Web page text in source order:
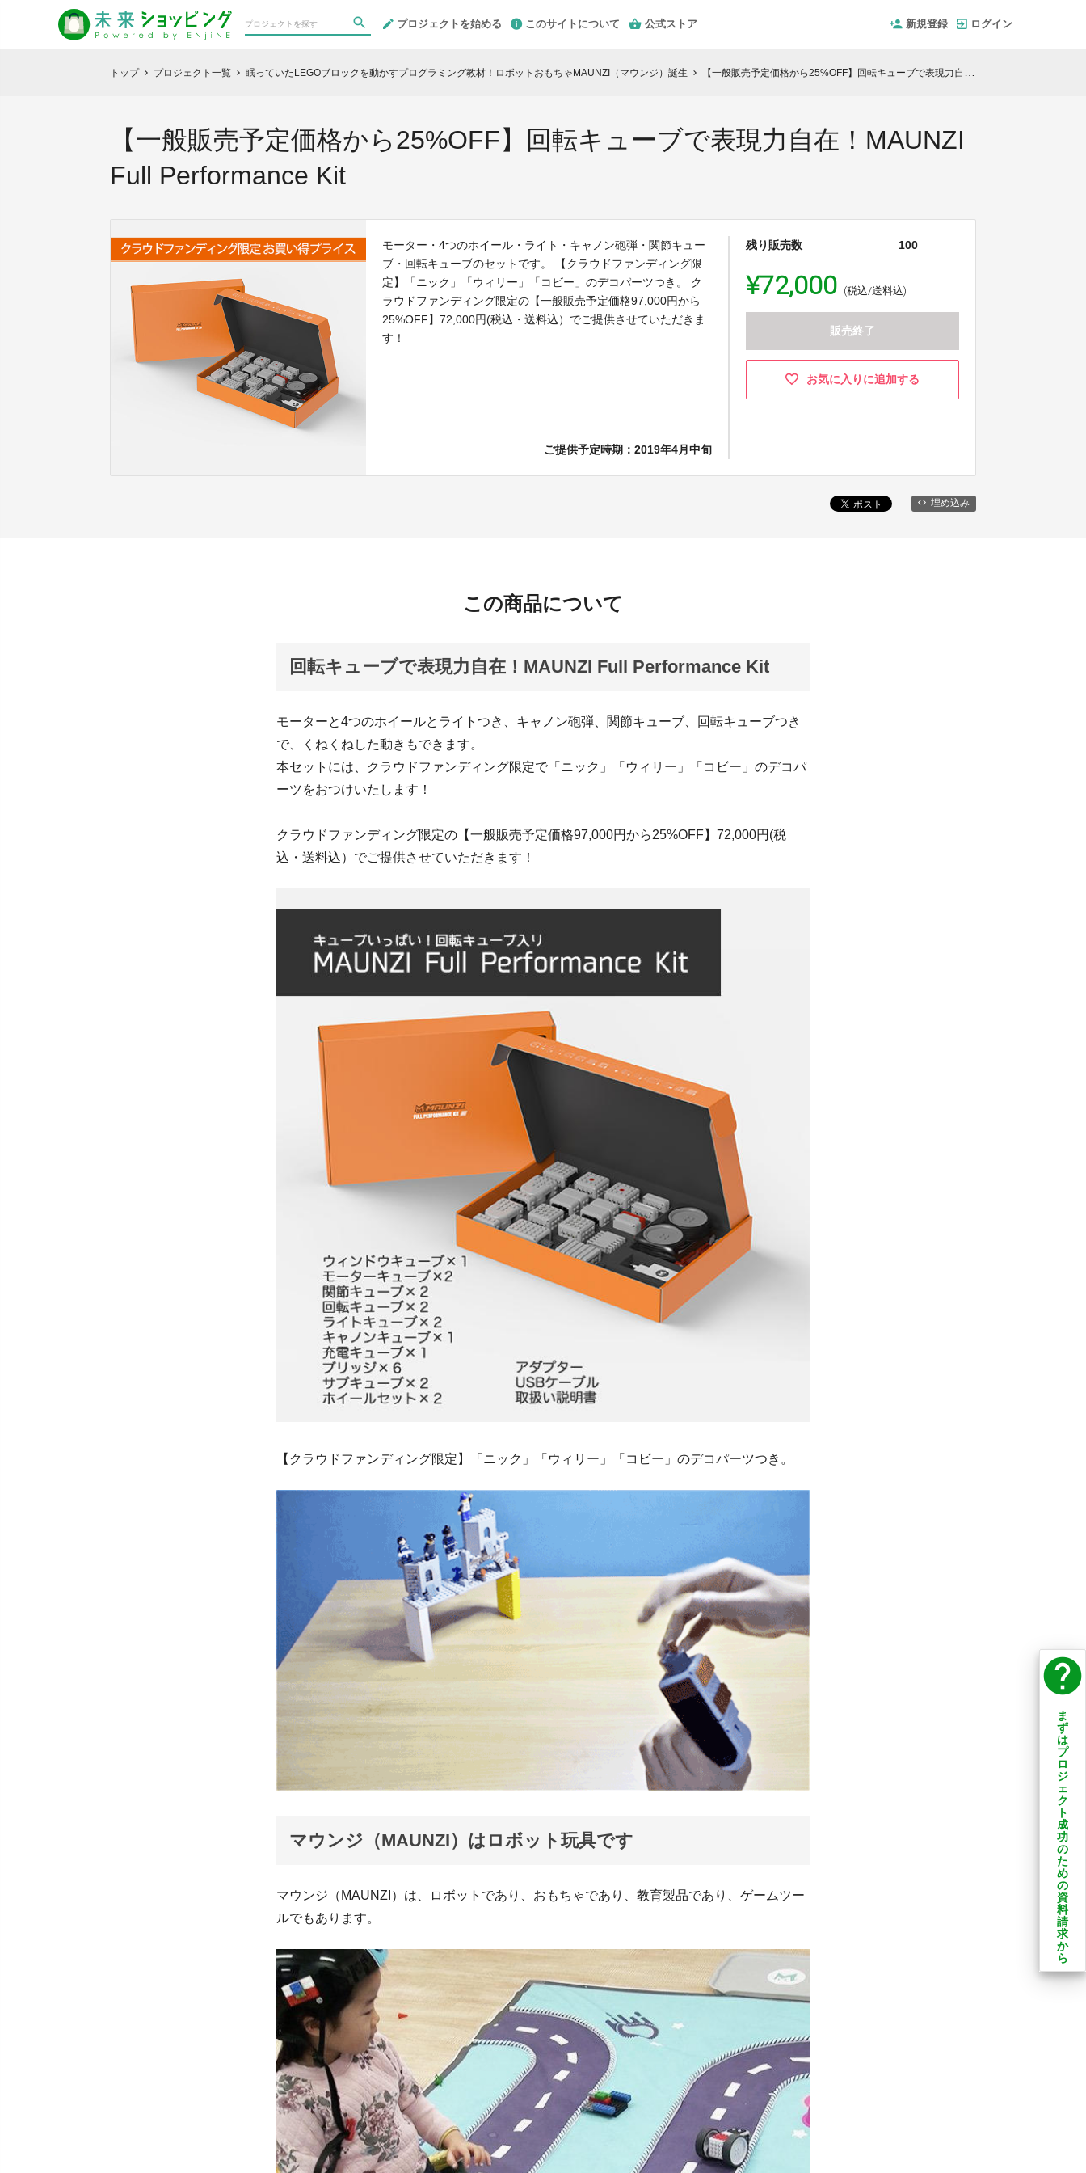
プロジェクトを始める このサイトについて 公式ストア 新規登録 ログイン
トップ chevron_right プロジェクト一覧 chevron_right 眠っていたLEGOブロックを動かすプログラミング教材！ロボットおもちゃMAUNZI（マウンジ）誕生 chevron_right 【一般販売予定価格から25%OFF】回転キューブで表現力自在！MAUNZI Full Performance Kit
【一般販売予定価格から25%OFF】回転キューブで表現力自在！MAUNZI
Full Performance Kit
モーター・4つのホイール・ライト・キャノン砲弾・関節キュー
ブ・回転キューブのセットです。 【クラウドファンディング限
定】「ニック」「ウィリー」「コビー」のデコパーツつき。 ク
ラウドファンディング限定の【一般販売予定価格97,000円から
25%OFF】72,000円(税込・送料込）でご提供させていただきま
す！
ご提供予定時期：2019年4月中旬
残り販売数 100
¥72,000 (税込/送料込)
販売終了
お気に入りに追加する
埋め込み
この商品について
回転キューブで表現力自在！MAUNZI Full Performance Kit
モーターと4つのホイールとライトつき、キャノン砲弾、関節キューブ、回転キューブつき
で、くねくねした動きもできます。
本セットには、クラウドファンディング限定で「ニック」「ウィリー」「コビー」のデコパ
ーツをおつけいたします！
クラウドファンディング限定の【一般販売予定価格97,000円から25%OFF】72,000円(税
込・送料込）でご提供させていただきます！
【クラウドファンディング限定】「ニック」「ウィリー」「コビー」のデコパーツつき。
マウンジ（MAUNZI）はロボット玩具です
マウンジ（MAUNZI）は、ロボットであり、おもちゃであり、教育製品であり、ゲームツー
ルでもあります。
help
ま
ず
は
プ
ロ
ジ
ェ
ク
ト
成
功
の
た
め
の
資
料
請
求
か
ら